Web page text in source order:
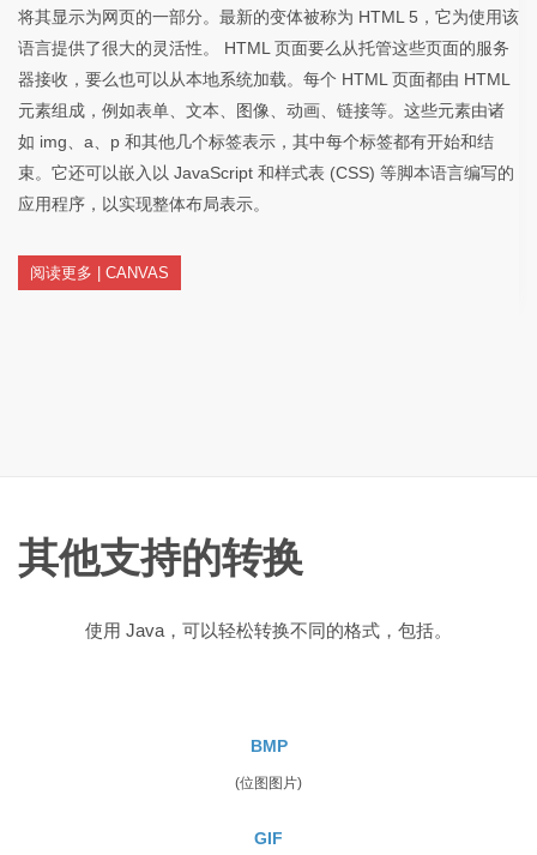
将其显示为网页的一部分。最新的变体被称为 HTML 5，它为使用该
语言提供了很大的灵活性。 HTML 页面要么从托管这些页面的服务
器接收，要么也可以从本地系统加载。每个 HTML 页面都由 HTML
元素组成，例如表单、文本、图像、动画、链接等。这些元素由诸
如 img、a、p 和其他几个标签表示，其中每个标签都有开始和结
束。它还可以嵌入以 JavaScript 和样式表 (CSS) 等脚本语言编写的
应用程序，以实现整体布局表示。
阅读更多 | CANVAS
其他支持的转换
使用 Java，可以轻松转换不同的格式，包括。
BMP
(位图图片)
GIF